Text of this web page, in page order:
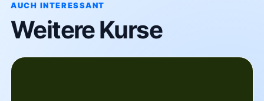
AUCH INTERESSANT
Weitere Kurse